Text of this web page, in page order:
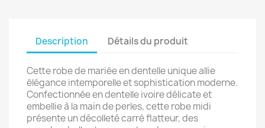
Description Détails du produit
Cette robe de mariée en dentelle unique allie
élégance intemporelle et sophistication moderne.
Confectionnée en dentelle ivoire délicate et
embellie à la main de perles, cette robe midi
présente un décolleté carré flatteur, des